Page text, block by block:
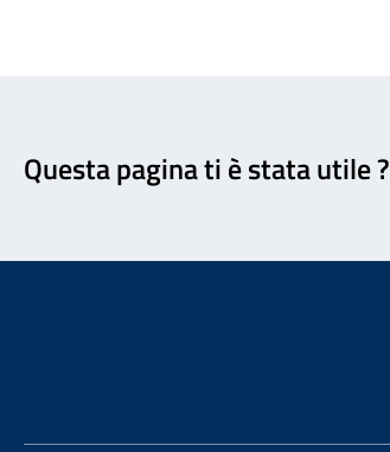
Questa pagina ti è stata utile ?